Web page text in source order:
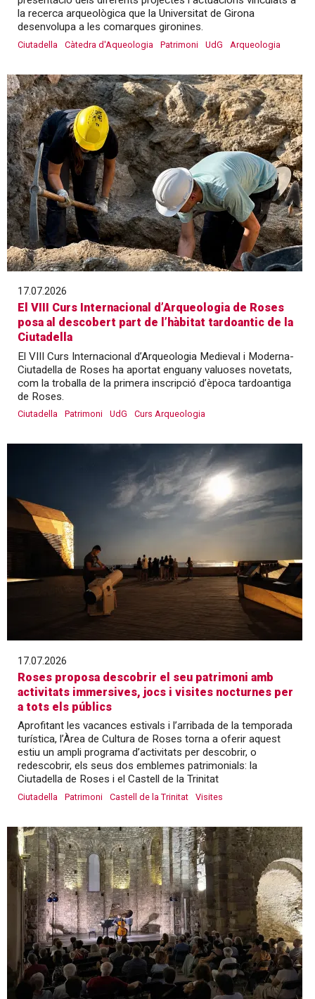
la recerca arqueològica que la Universitat de Girona
desenvolupa a les comarques gironines.
Ciutadella Càtedra d'Aqueologia Patrimoni UdG Arqueologia
17.07.2026
El VIII Curs Internacional d’Arqueologia de Roses
posa al descobert part de l’hàbitat tardoantic de la
Ciutadella
El VIII Curs Internacional d’Arqueologia Medieval i Moderna-
Ciutadella de Roses ha aportat enguany valuoses novetats,
com la troballa de la primera inscripció d’època tardoantiga
de Roses.
Ciutadella Patrimoni UdG Curs Arqueologia
17.07.2026
Roses proposa descobrir el seu patrimoni amb
activitats immersives, jocs i visites nocturnes per
a tots els públics
Aprofitant les vacances estivals i l’arribada de la temporada
turística, l’Àrea de Cultura de Roses torna a oferir aquest
estiu un ampli programa d’activitats per descobrir, o
redescobrir, els seus dos emblemes patrimonials: la
Ciutadella de Roses i el Castell de la Trinitat
Ciutadella Patrimoni Castell de la Trinitat Visites